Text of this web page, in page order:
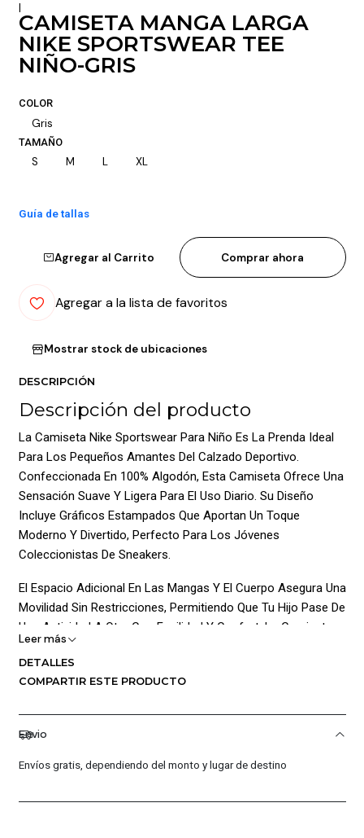
|
CAMISETA MANGA LARGA
NIKE SPORTSWEAR TEE
NIÑO-GRIS
COLOR
Gris
TAMAÑO
S M L XL
Guía de tallas
Agregar al Carrito Comprar ahora
Agregar a la lista de favoritos
Mostrar stock de ubicaciones
DESCRIPCIÓN
Descripción del producto
La Camiseta Nike Sportswear Para Niño Es La Prenda Ideal
Para Los Pequeños Amantes Del Calzado Deportivo.
Confeccionada En 100% Algodón, Esta Camiseta Ofrece Una
Sensación Suave Y Ligera Para El Uso Diario. Su Diseño
Incluye Gráficos Estampados Que Aportan Un Toque
Moderno Y Divertido, Perfecto Para Los Jóvenes
Coleccionistas De Sneakers.
El Espacio Adicional En Las Mangas Y El Cuerpo Asegura Una
Movilidad Sin Restricciones, Permitiendo Que Tu Hijo Pase De
Una Actividad A Otra Con Facilidad Y Confort. La Camiseta
Es Fácil De Mantener Y Puede Ser Lavada A Máquina,
Conservando Su Calidad Y Ajuste Tras Cada Lavado.
Diseñada Para Ofrecer Estilo Y Funcionalidad, Es Una
Punto
Leer más
DETALLES
COMPARTIR ESTE PRODUCTO
Envio
Envíos gratis, dependiendo del monto y lugar de destino